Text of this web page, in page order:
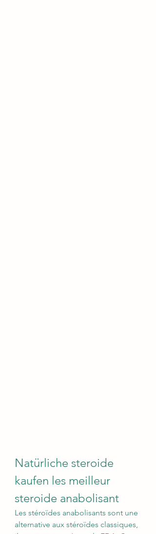
Natürliche steroide
kaufen les meilleur
steroide anabolisant
Les stéroïdes anabolisants sont une
alternative aux stéroïdes classiques,